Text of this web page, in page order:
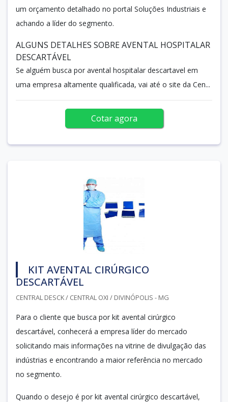
um orçamento detalhado no portal Soluções Industriais e
achando a líder do segmento.
ALGUNS DETALHES SOBRE AVENTAL HOSPITALAR
DESCARTÁVEL
Se alguém busca por avental hospitalar descartavel em
uma empresa altamente qualificada, vai até o site da Cen...
Cotar agora
KIT AVENTAL CIRÚRGICO
DESCARTÁVEL
CENTRAL DESCK / CENTRAL OXI / DIVINÓPOLIS - MG
Para o cliente que busca por kit avental cirúrgico
descartável, conhecerá a empresa líder do mercado
solicitando mais informações na vitrine de divulgação das
indústrias e encontrando a maior referência no mercado
no segmento.
Quando o desejo é por kit avental cirúrgico descartável,